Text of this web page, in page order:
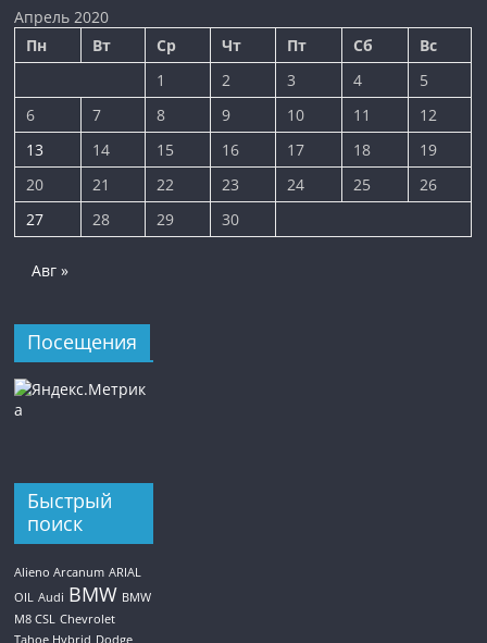
Апрель 2020
Пн
Вт Ср Чт Пт Сб
Вс
1
2 3 4
5
6
7 8 9 10 11
12
13
14 15 16 17 18
19
20
21 22 23 24 25
26
27
28 29 30
Авг »
Посещения
Быстрый
поиск
Alieno Arcanum ARIAL
OIL Audi BMW BMW
M8 CSL Chevrolet
Tahoe Hybrid Dodge